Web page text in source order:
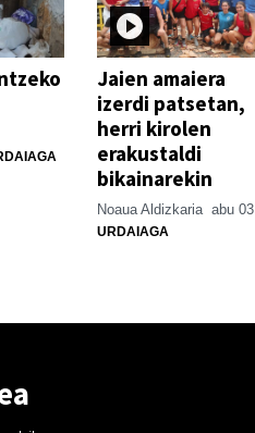
Jaien amaiera
izerdi patsetan,
herri kirolen
erakustaldi
bikainarekin
Noaua Aldizkaria abu 03
URDAIAGA